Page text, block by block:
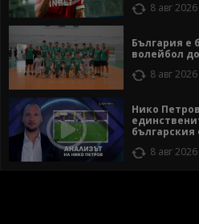
8 авг
България е
волейбол
8 авг
Нико
българския
8 авг